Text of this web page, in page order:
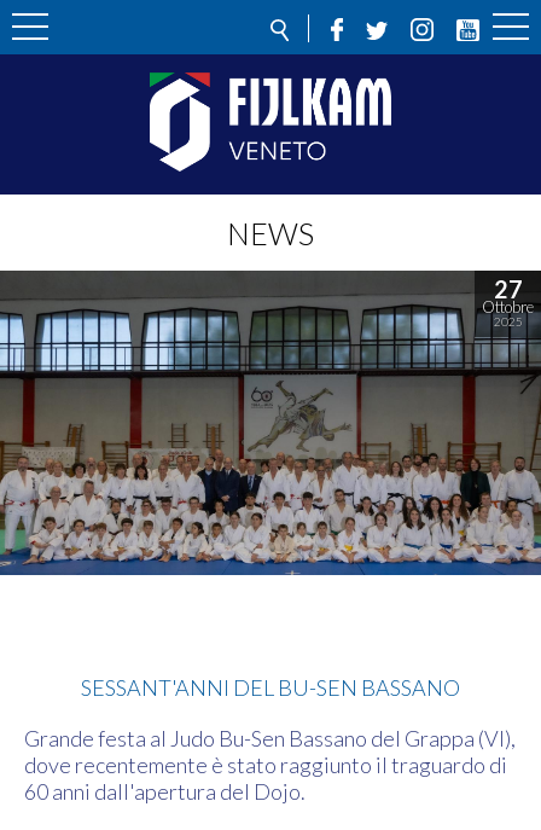
NEWS
27
Ottobre
2025
SESSANT'ANNI DEL BU-SEN BASSANO
Grande festa al Judo Bu-Sen Bassano del Grappa (VI),
dove recentemente è stato raggiunto il traguardo di
60 anni dall'apertura del Dojo.